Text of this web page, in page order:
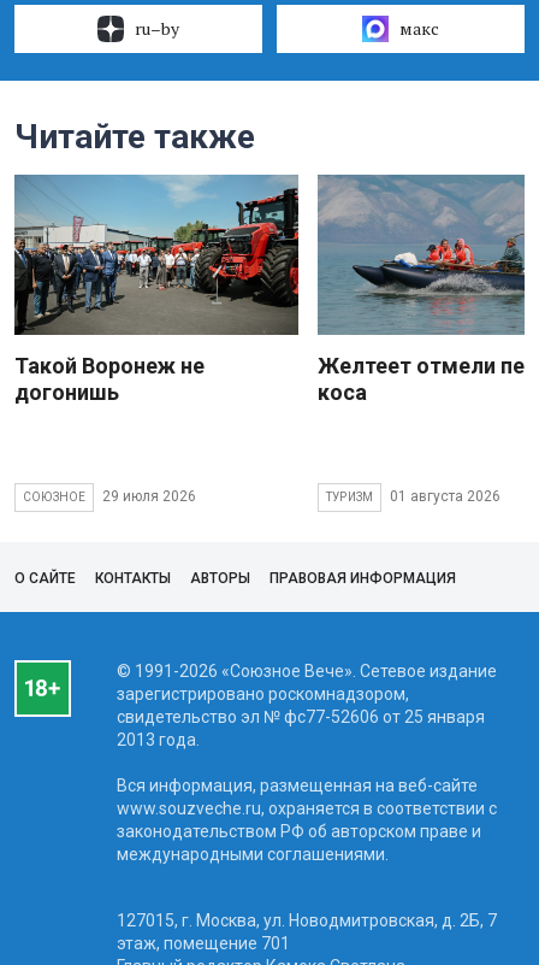
ru–by макс
Читайте также
Такой Воронеж не
догонишь
СОЮЗНОЕ 29 июля 2026
Желтеет отмели
коса
ТУРИЗМ 01 августа 2026
О САЙТЕ КОНТАКТЫ АВТОРЫ ПРАВОВАЯ ИНФОРМАЦИЯ
© 1991-2026 «Союзное Вече». Сетевое издание
зарегистрировано роскомнадзором,
свидетельство эл № фc77-52606 от 25 января
2013 года.
Вся информация, размещенная на веб-сайте
www.souzveche.ru, охраняется в соответствии с
законодательством РФ об авторском праве и
международными соглашениями.
127015, г. Москва, ул. Новодмитровская, д. 2Б, 7
этаж, помещение 701